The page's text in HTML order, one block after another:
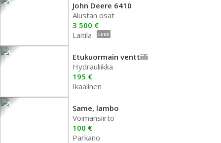
John Deere 6410
Alustan osat
3 500 €
Laitila
LIIKE
Etukuormain venttiili
Hydrauliikka
195 €
Ikaalinen
Same, lambo
Voimansiirto
100 €
Parkano